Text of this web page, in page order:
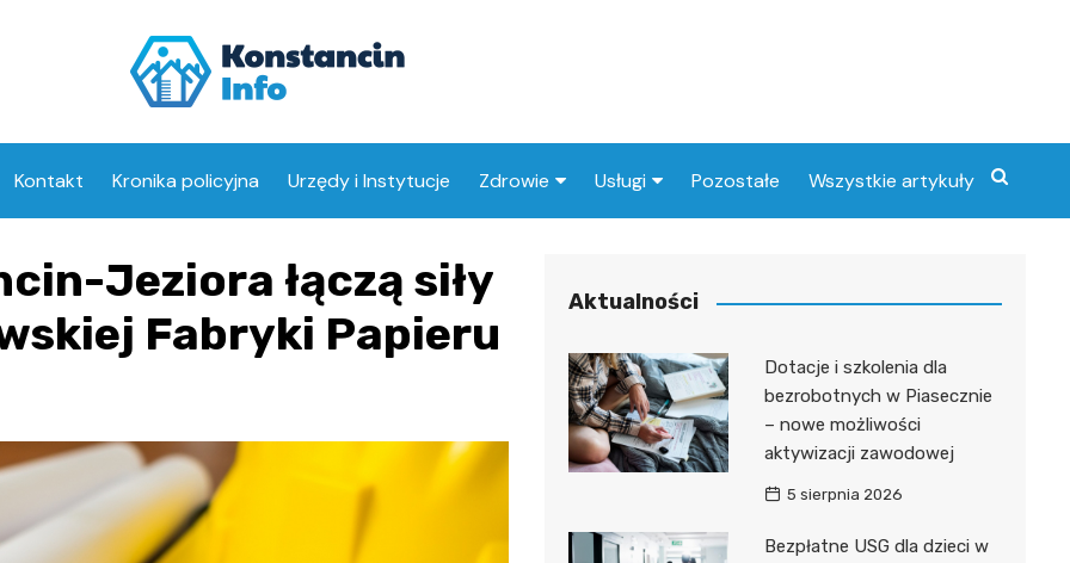
Kontakt Kronika policyjna Urzędy i Instytucje Zdrowie
Apteki
Usługi
Stacje benzynowe
Weterynarz
Pozostałe Wszystkie artykuły
Jeziora łączą siły
Fabryki Papieru
Aktualności
Dotacje i szkolenia dla
bezrobotnych w Piasecznie
– nowe możliwości
aktywizacji zawodowej
5 sierpnia 2026
Bezpłatne USG dla dzieci w